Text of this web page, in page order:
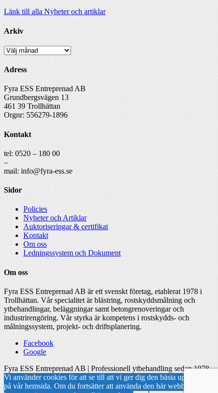
Länk till alla Nyheter och artiklar
Arkiv
Arkiv
Adress
Fyra ESS Entreprenad AB
Grundbergsvägen 13
461 39 Trollhättan
Orgnr: 556279-1896
Kontakt
tel: 0520 – 180 00
–
mail: info@fyra-ess.se
Sidor
Policies
Nyheter och Artiklar
Auktoriseringar & certifikat
Kontakt
Om oss
Ledningssystem och Dokument
Om oss
Fyra ESS Entreprenad AB är ett svenskt företag, etablerat 1978 i
Trollhättan. Vår specialitet är blästring, rostskyddsmålning och
ytbehandlingar, beläggningar samt betongrenoveringar och
industrirengöring. Vår styrka är kompetens i rostskydds- och
målningssystem, projekt- och driftsplanering.
Facebook
Google
Fyra ESS Entreprenad AB | Professionell ytbehandling sedan 1978
Vi använder cookies för att se till att vi ger dig den bästa upplevelsen
på vår hemsida. Om du fortsätter att använda den här webbplatsen